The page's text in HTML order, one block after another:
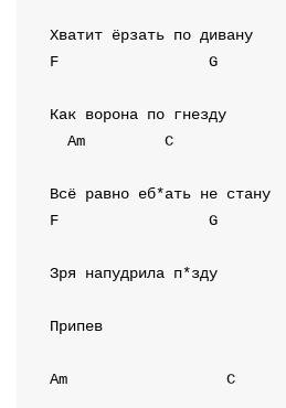
F
G
Am
C
F
G
Зря напудрила п*зду
Припев
Am C